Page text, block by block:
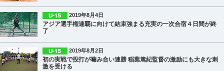
2019年8月4日
アジア選手権連覇に向けて結束強まる充実の一次合宿４日間が終
了
2019年8月2日
初の実戦で投打が噛み合い連勝 稲葉篤紀監督の激励にも大きな刺
激を受ける